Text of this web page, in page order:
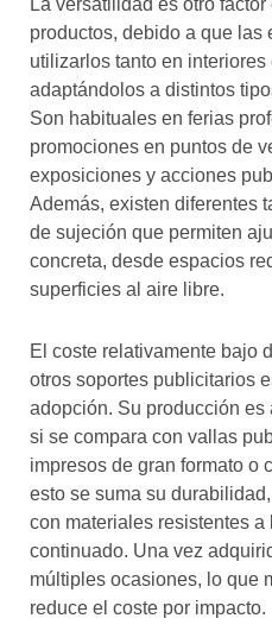
productos, debido a que las
utilizarlos tanto en interiores
adaptándolos a distintos
Son habituales en ferias
promociones en puntos de
exposiciones y acciones
Además, existen diferentes
de sujeción que permiten
concreta, desde espacios
superficies al aire libre.
El coste relativamente bajo
otros soportes publicitarios
adopción. Su producción
si se compara con vallas
impresos de gran formato o
esto se suma su
con materiales resistentes
continuado. Una vez
múltiples ocasiones, lo que
reduce el coste por impacto.